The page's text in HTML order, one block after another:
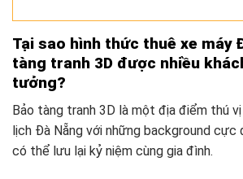
Tại sao hình thức thuê xe máy
tàng tranh 3D được nhiều
tưởng?
Bảo tàng tranh 3D là một địa điểm thú
lịch Đà Nẵng với những background
có thể lưu lại kỷ niệm cùng gia đình.